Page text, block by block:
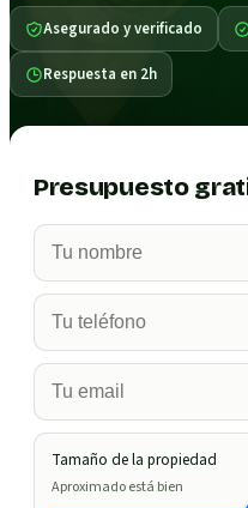
Asegurado y verificado
Respuesta en 2h
Presupuesto
Tamaño de la propiedad
Aproximado está bien